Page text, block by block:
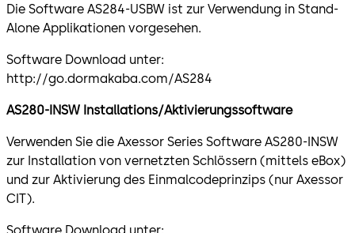
Die Software AS284-USBW ist zur Verwendung in Stand-
Alone Applikationen vorgesehen.
Software Download unter:
http://go.dormakaba.com/AS284
AS280-INSW Installations/Aktivierungssoftware
Verwenden Sie die Axessor Series Software AS280-INSW
zur Installation von vernetzten Schlössern (mittels eBox)
und zur Aktivierung des Einmalcodeprinzips (nur Axessor
CIT).